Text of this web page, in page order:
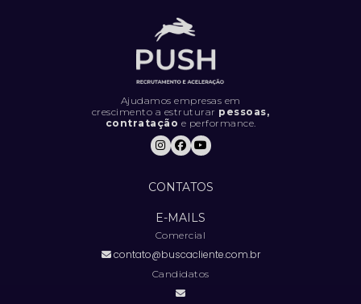
Ajudamos empresas em
crescimento a estruturar pessoas,
contratação e performance.
CONTATOS
E-MAILS
Comercial
contato@buscacliente.com.br
Candidatos